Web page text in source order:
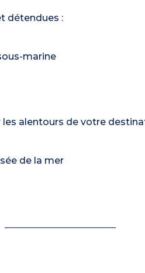
détendues :
marine
alentours de votre
de la mer